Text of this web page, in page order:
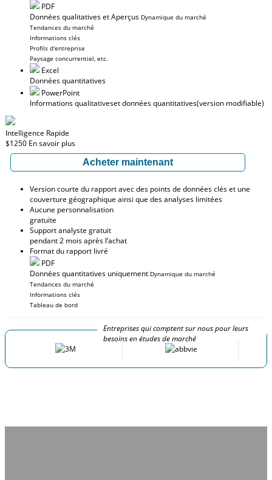
PDF
Données qualitatives et Aperçus Dynamique du marché
Tendances du marché
Informations clés
Profils d'entreprise
Paysage concurrentiel, etc.
Excel
Données quantitatives
PowerPoint
Informations qualitativeset données quantitatives(version modifiable)
Intelligence Rapide
$1250 En savoir plus
Acheter maintenant
Version courte du rapport avec des points de données clés et une
couverture géographique ainsi que des analyses limitées
Aucune personnalisation
gratuite
Support analyste gratuit
pendant 2 mois après l’achat
Format du rapport livré
PDF
Données quantitatives uniquement Dynamique du marché
Tendances du marché
Informations clés
Tableau de bord
Entreprises qui comptent sur nous pour leurs
besoins en études de marché